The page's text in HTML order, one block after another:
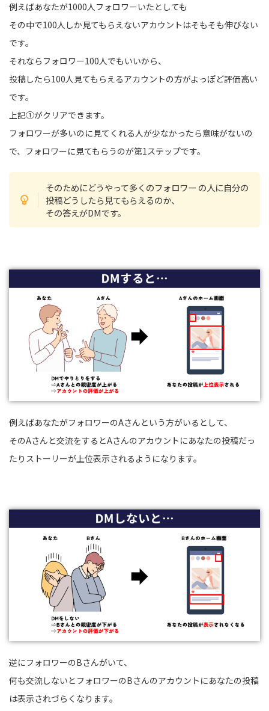
例えばあなたが1000人フォロワーいたとしても
その中で100人しか見てもらえないアカウントはそもそも伸びない
です。
それならフォロワー100人でもいいから、
投稿したら100人見てもらえるアカウントの方がよっぽど評価高い
です。
上記①がクリアできます。
フォロワーが多いのに見てくれる人が少なかったら意味がないの
で、フォロワーに見てもらうのが第1ステップです。
そのためにどうやって多くのフォロワー の人に自分の
投稿どうしたら見てもらえるのか、
その答えがDMです。
例えばあなたがフォロワーのAさんという方がいるとして、
そのAさんと交流をするとAさんのアカウントにあなたの投稿だっ
たりストーリーが上位表示されるようになります。
逆にフォロワーのBさんがいて、
何も交流しないとフォロワーのBさんのアカウントにあなたの投稿
は表示されづらくなります。